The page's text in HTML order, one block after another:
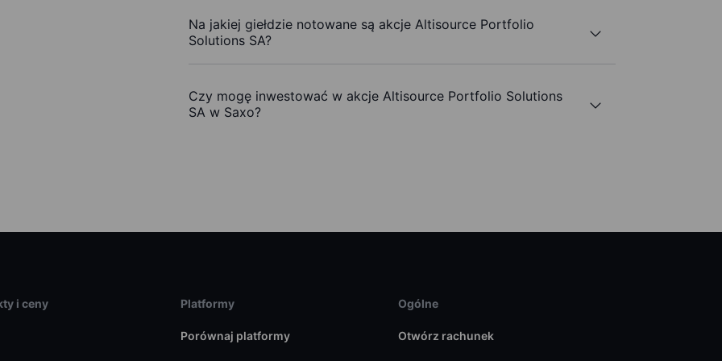
Na jakiej giełdzie notowane są akcje Altisource Portfolio
Solutions SA?
Czy mogę inwestować w akcje Altisource Portfolio Solutions
SA w Saxo?
i ceny Platformy
Porównaj platformy
Ogólne
Otwórz rachunek